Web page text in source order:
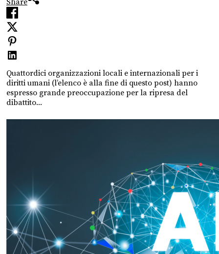
Quattordici organizzazioni locali e internazionali per i
diritti umani (l’elenco è alla fine di questo post) hanno
espresso grande preoccupazione per la ripresa del
dibattito...